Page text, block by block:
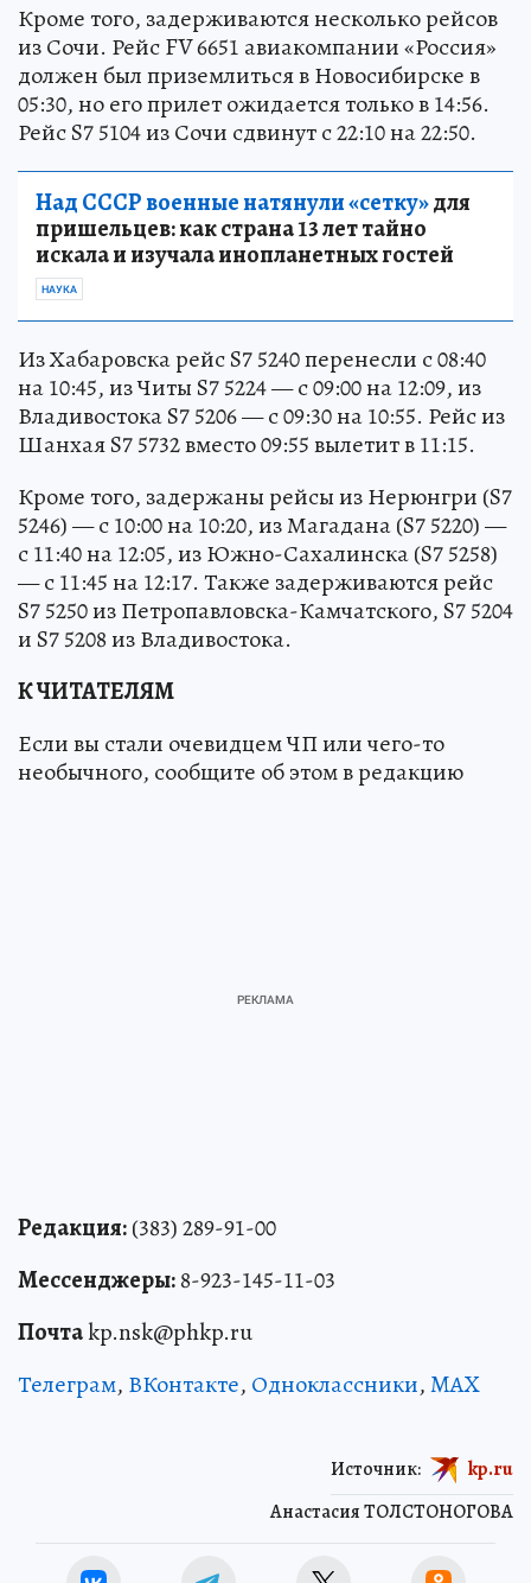
Кроме того, задерживаются несколько рейсов
из Сочи. Рейс FV 6651 авиакомпании «Россия»
должен был приземлиться в Новосибирске в
05:30, но его прилет ожидается только в 14:56.
Рейс S7 5104 из Сочи сдвинут с 22:10 на 22:50.
Над СССР военные натянули «сетку»для
пришельцев: как страна 13 лет тайно
искала и изучала инопланетных гостей
НАУКА
Из Хабаровска рейс S7 5240 перенесли с 08:40
на 10:45, из Читы S7 5224 — с 09:00 на 12:09, из
Владивостока S7 5206 — с 09:30 на 10:55. Рейс из
Шанхая S7 5732 вместо 09:55 вылетит в 11:15.
Кроме того, задержаны рейсы из Нерюнгри (S7
5246) — с 10:00 на 10:20, из Магадана (S7 5220) —
с 11:40 на 12:05, из Южно-Сахалинска (S7 5258)
— с 11:45 на 12:17. Также задерживаются рейс
S7 5250 из Петропавловска-Камчатского, S7 5204
и S7 5208 из Владивостока.
К ЧИТАТЕЛЯМ
Если вы стали очевидцем ЧП или чего-то
необычного, сообщите об этом в редакцию
Редакция:(383) 289-91-00
Мессенджеры:8-923-145-11-03
Почтаkp.nsk@phkp.ru
Телеграм, ВКонтакте, Одноклассники,MAX
Анастасия ТОЛСТОНОГОВА
Источник: kp.ru